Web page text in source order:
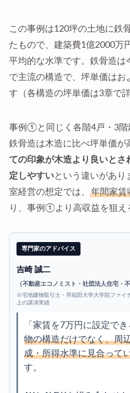
この事例は120坪の土地に鉄
たもので、建築費1億2000万
平均的な水準です。鉄骨造は
で主流の構造で、坪単価はお
す（各構造の坪単価は3章で
事例①と同じく各階4戸・3階
鉄骨造は木造に比べ坪単価が
ての印象が木造より良いとさ
定しやすいという違いがあり
室経営の想定では、
年間家賃
り、事例①より高収益を狙え
専門家のアドバイス
吉崎 誠二
（不動産エコノミスト・社団法人住宅・
※宅地建物取引士・早稲田大学大学院ファイ
上の講演実績
「家賃を7万円に設定でき
物の構造だけでなく、周
成・所得水準に見合って
す。